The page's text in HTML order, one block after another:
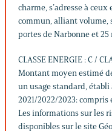
charme, s’adresse à
commun, alliant volume,
portes de Narbonne et
CLASSE ENERGIE : C /
Montant moyen estimé
un usage standard,
2021/2022/2023:
Les informations sur les
disponibles sur le site